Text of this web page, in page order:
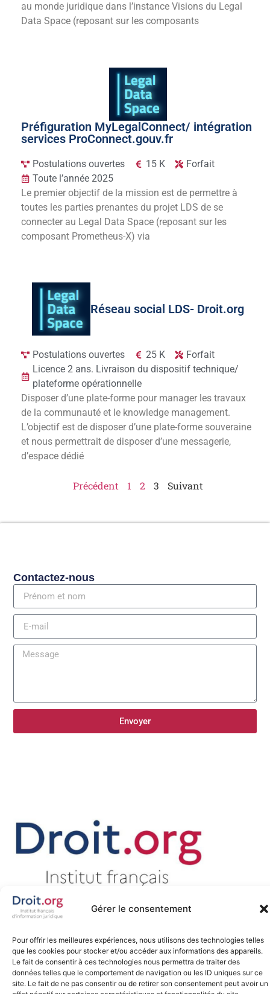
Gérer le consentement
Pour offrir les meilleures expériences, nous utilisons des technologies telles
que les cookies pour stocker et/ou accéder aux informations des appareils.
Le fait de consentir à ces technologies nous permettra de traiter des
données telles que le comportement de navigation ou les ID uniques sur ce
site. Le fait de ne pas consentir ou de retirer son consentement peut avoir un
au monde juridique dans l’instance Visions du Legal
Data Space (reposant sur les composants
Préfiguration MyLegalConnect/ intégration
services ProConnect.gouv.fr
Postulations ouvertes 15 K
Forfait
Toute l’année 2025
Le premier objectif de la mission est de permettre à
toutes les parties prenantes du projet LDS de se
connecter au Legal Data Space (reposant sur les
composant Prometheus-X) via
Réseau social LDS- Droit.org
Postulations ouvertes 25 K
Forfait
Licence 2 ans. Livraison du dispositif technique/
plateforme opérationnelle
Disposer d’une plate-forme pour manager les travaux
de la communauté et le knowledge management.
L’objectif est de disposer d’une plate-forme souveraine
et nous permettrait de disposer d’une messagerie,
d’espace dédié
Précédent 1 2 3 Suivant
Promouvoir, défendre et favoriser la diffusion libre du droit sur
Contactez-nous
Envoyer